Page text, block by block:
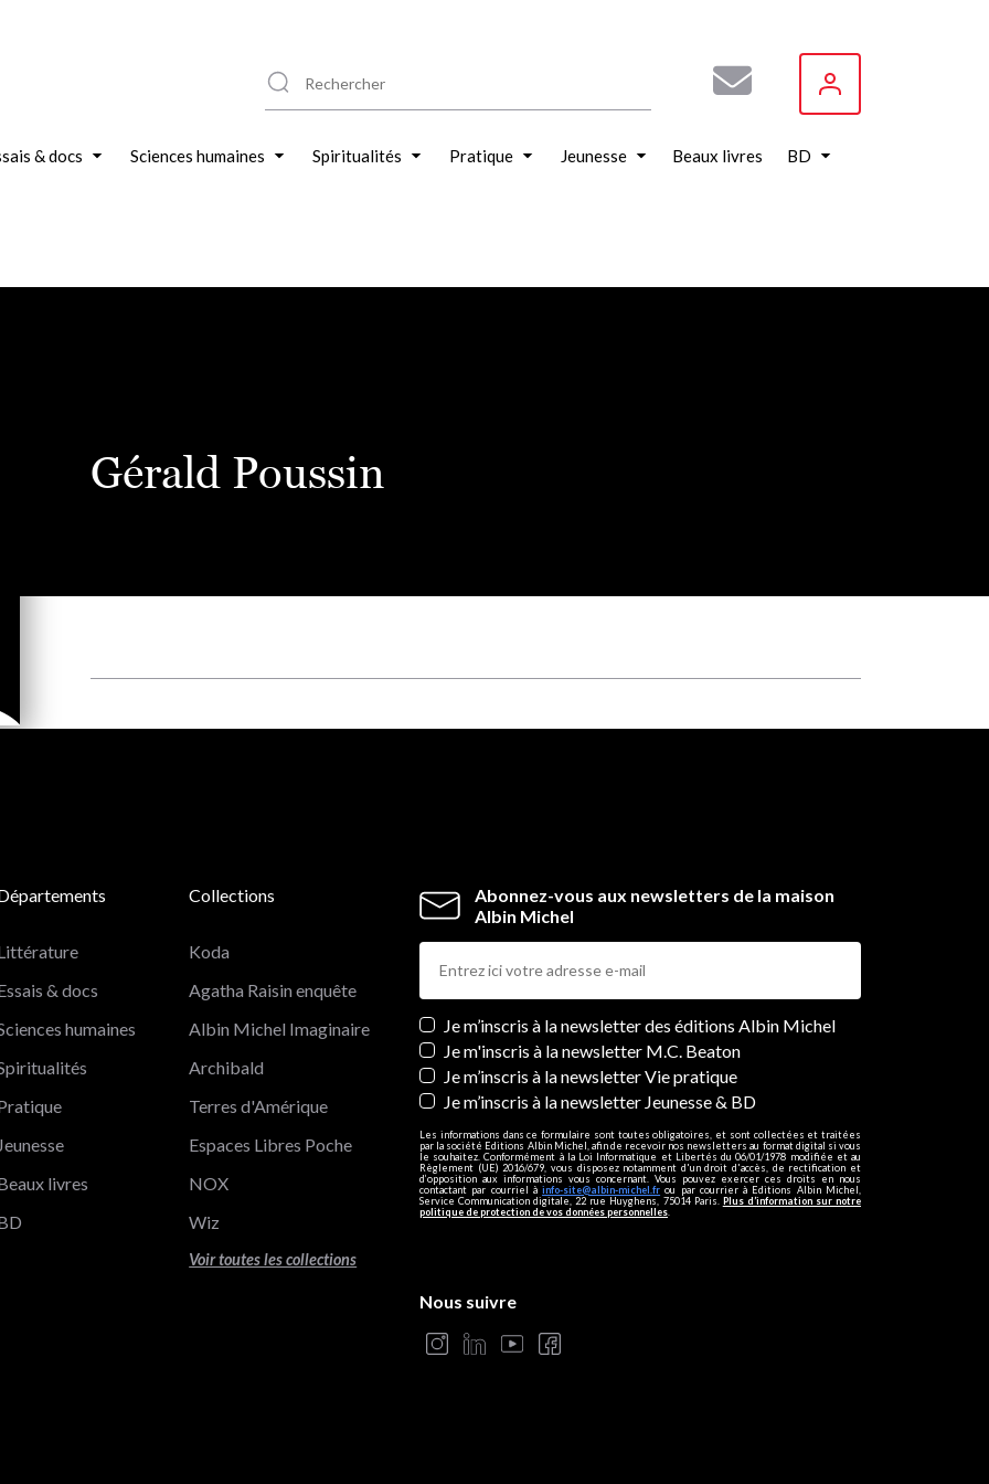
& docs Sciences humaines Spiritualités Pratique Jeunesse Beaux livres BD
Gérald Poussin
Abonnez-vous aux newsletters de la maison
Albin Michel
Newsletters
Je m’inscris à la newsletter des éditions Albin Michel
Je m'inscris à la newsletter M.C. Beaton
Je m’inscris à la newsletter Vie pratique
Je m’inscris à la newsletter Jeunesse & BD
Les informations dans ce formulaire sont toutes obligatoires, et sont collectées et traitées
par la société Editions Albin Michel, afin de recevoir nos newsletters au format digital si vous
le souhaitez. Conformément à la Loi Informatique et Libertés du 06/01/1978 modifiée et au
Règlement (UE) 2016/679, vous disposez notamment d'un droit d'accès, de rectification et
d’opposition aux informations vous concernant. Vous pouvez exercer ces droits en nous
contactant par courriel àinfo-site@albin-michel.fr ou par courrier à Editions Albin Michel,
Service Communication digitale, 22 rue Huyghens, 75014 Paris. Plus d’information sur notre
politique de protection de vos données personnelles
& docs
humaines
Jeunesse
livres
Collections
Koda
Agatha Raisin enquête
Albin Michel Imaginaire
Archibald
Terres d'Amérique
Espaces Libres Poche
NOX
Wiz
Voir toutes les collections
Nous suivre